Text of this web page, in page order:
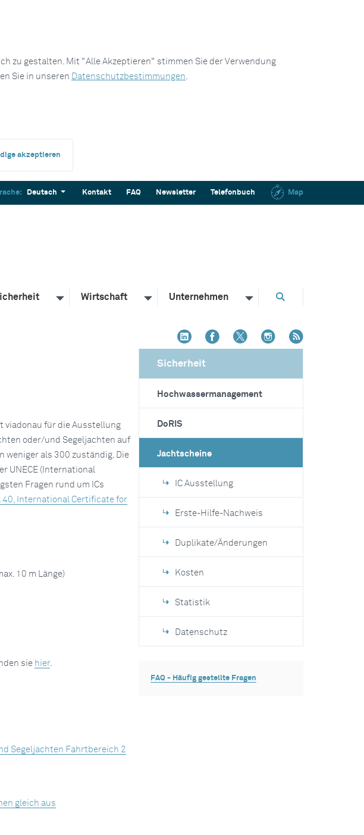
zu gestalten. Mit "Alle Akzeptieren" stimmen Sie der Verwendung
Sie in unseren Datenschutzbestimmungen.
akzeptieren
Deutsch Kontakt FAQ Newsletter Telefonbuch Map
Wirtschaft Unternehmen
viadonau für die Ausstellung
oder/und Segeljachten auf
weniger als 300 zuständig. Die
UNECE (International
Fragen rund um ICs
40, International Certificate for
10 m Länge)
sie hier.
Segeljachten Fahrtbereich 2
gleich aus
Sicherheit
Hochwassermanagement
DoRIS
Jachtscheine
IC Ausstellung
Erste-Hilfe-Nachweis
Duplikate/Änderungen
Kosten
Statistik
Datenschutz
FAQ - Häufig gestellte Fragen